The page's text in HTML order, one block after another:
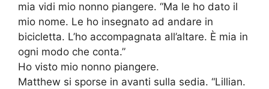
mia vidi mio nonno piangere. “Ma le ho dato il
mio nome. Le ho insegnato ad andare in
bicicletta. L’ho accompagnata all’altare. È mia in
ogni modo che conta.”
Ho visto mio nonno piangere.
Matthew si sporse in avanti sulla sedia. “Lillian.